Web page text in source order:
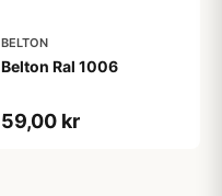
BELTON
Belton Ral 1006
59,00 kr